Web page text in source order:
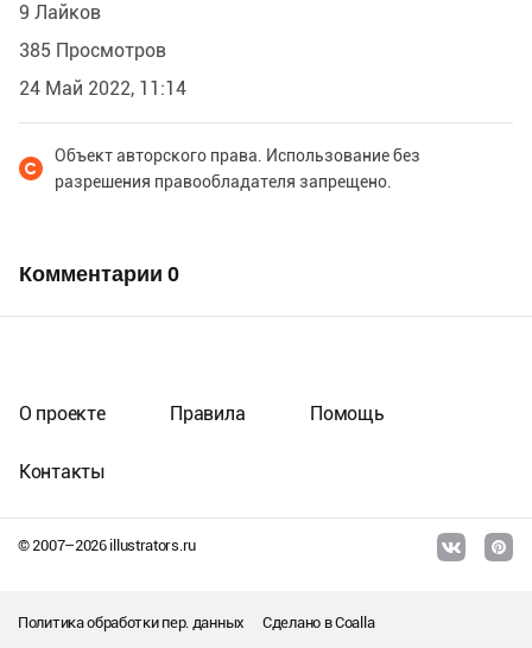
9 Лайков
385 Просмотров
24 Май 2022, 11:14
Объект авторского права. Использование без
разрешения правообладателя запрещено.
Комментарии 0
© 2007–2026illustrators.ru
О проекте Правила Помощь
Контакты
Политика обработки пер. данных Сделано вCoalla